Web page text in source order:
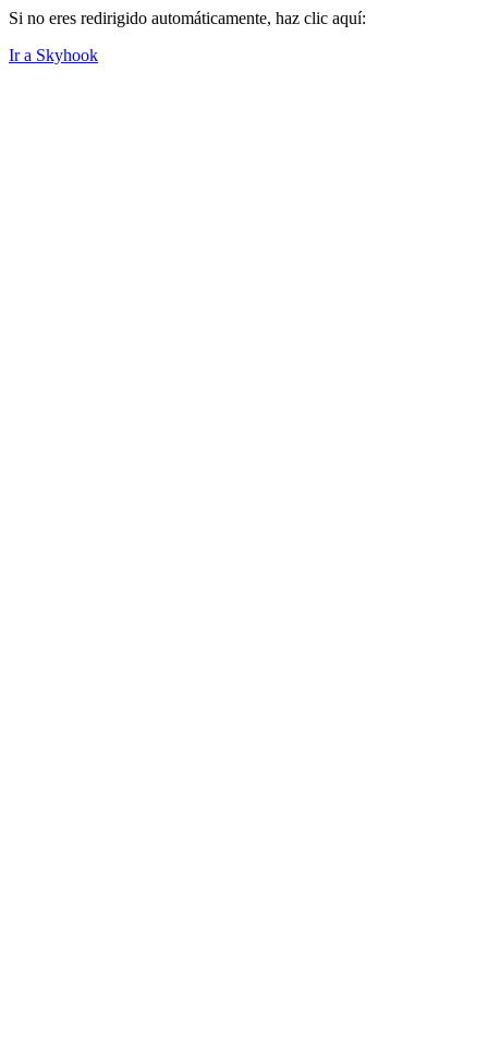
Si no eres redirigido automáticamente, haz clic aquí:
Ir a Skyhook